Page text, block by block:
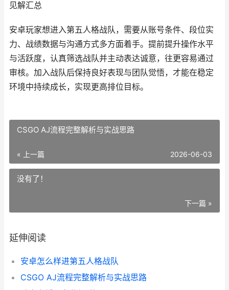
见解汇总
安卓玩家想进入第五人格战队，需要从账号条件、段位实
力、战绩数据与沟通方式多方面着手。提前提升操作水平
与活跃度，认真筛选战队并主动表达诚意，往更容易通过
审核。加入战队后保持良好表现与团队觉悟，才能在稳定
环境中持续成长，实现更高排位目标。
CSGO AJ流程完整解析与实战思路
« 上一篇 2026-06-03
没有了！
下一篇 »
延伸阅读
安卓怎么样进第五人格战队
CSGO AJ流程完整解析与实战思路